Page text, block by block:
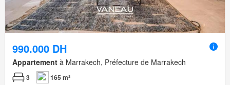
990.000 DH
Appartement à Marrakech, Préfecture de Marrakech
3 165 m²